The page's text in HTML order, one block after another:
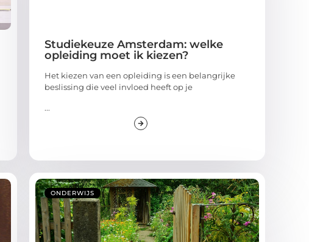
Studiekeuze Amsterdam: welke
opleiding moet ik kiezen?
Het kiezen van een opleiding is een belangrijke
beslissing die veel invloed heeft op je
...
ONDERWIJS